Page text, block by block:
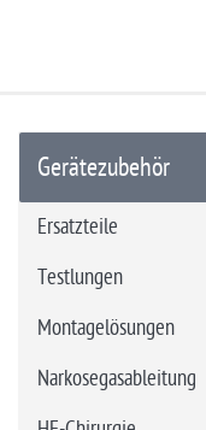
Gerätezubehör
Ersatzteile
Testlungen
Montagelösungen
Narkosegasableitung